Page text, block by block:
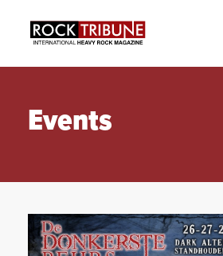
Events